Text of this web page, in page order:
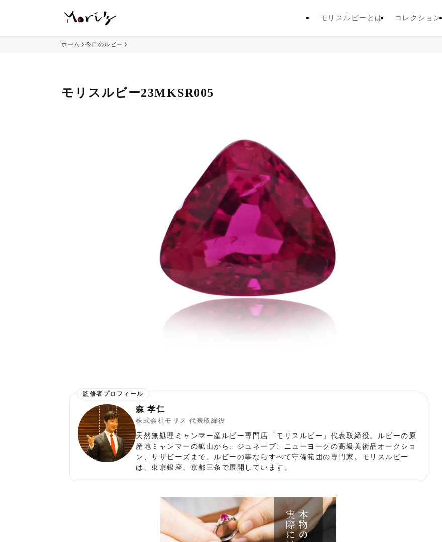
モリスルビーとは コレクション
ホーム 今日のルビー
モリスルビー23MKSR005
森 孝仁
株式会社モリス 代表取締役
天然無処理ミャンマー産ルビー専門店「モリスルビー」代表取締役。ルビーの原
産地ミャンマーの鉱山から、ジュネーブ、ニューヨークの高級美術品オークショ
ン、サザビーズまで、ルビーの事ならすべて守備範囲の専門家。モリスルビー
は、東京銀座、京都三条で展開しています。